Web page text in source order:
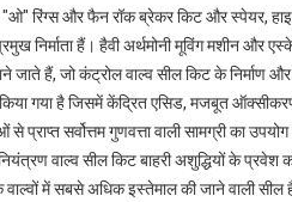
"ओ" रिंग्स और फैन रॉक ब्रेकर किट और स्पेयर,
निर्माता हैं। हैवी अर्थमोनी मूविंग मशीन और
हैं, जो कंट्रोल वाल्व सील किट के निर्माण
गया है जिसमें केंद्रित एसिड, मजबूत
से प्राप्त सर्वोत्तम गुणवत्ता वाली सामग्री
वाल्व सील किट बाहरी अशुद्धियों के
में सबसे अधिक इस्तेमाल की जाने वाली सील